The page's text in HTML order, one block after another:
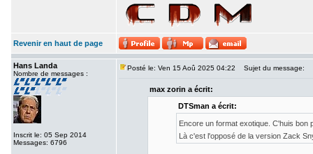
Revenir en haut de page
Hans Landa
Nombre de messages :
Inscrit le: 05 Sep 2014
Messages: 6796
Posté le: Ven 15 Aoû 2025 04:22 Sujet du message:
max zorin a écrit:
DTSman a écrit:
Encore un format exotique. C'huis
Là c'est l'opposé de la version Zack